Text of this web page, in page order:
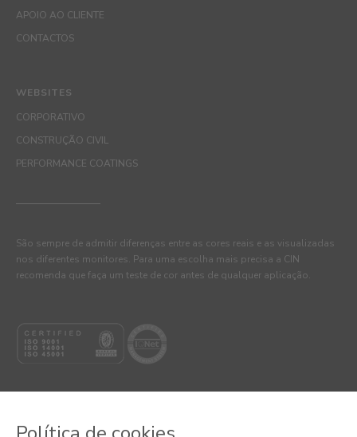
APOIO AO CLIENTE
CONTACTOS
WEBSITES
CORPORATIVO
CONSTRUÇÃO CIVIL
PERFORMANCE COATINGS
São sempre de admitir diferenças entre as cores reais e as visualizadas
nos diferentes monitores. Para uma escolha mais precisa a CIN
recomenda que faça um teste de cor antes de qualquer aplicação.